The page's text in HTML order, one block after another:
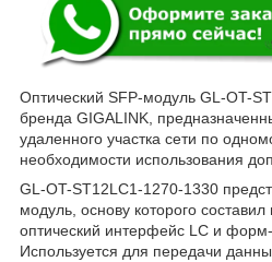
Оптический SFP-модуль GL-OT-
бренда GIGALINK,
удаленного участка сети по
необходимости использования
GL-OT-ST12LC1-1270-1330
модуль, основу которого
оптический интерфейс LC и
Используется для передачи